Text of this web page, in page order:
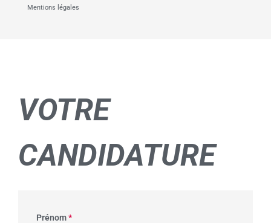
Mentions légales
VOTRE
CANDIDATURE
Prénom*